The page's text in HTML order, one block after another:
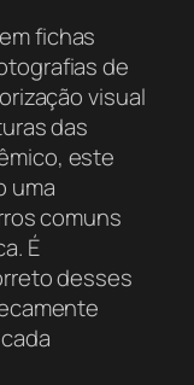
fichas
de
visual
das
este
uma
comuns
É
desses